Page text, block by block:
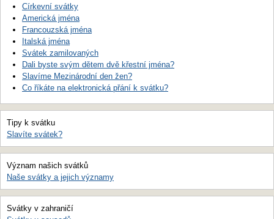
Církevní svátky
Americká jména
Francouzská jména
Italská jména
Svátek zamilovaných
Dali byste svým dětem dvě křestní jména?
Slavíme Mezinárodní den žen?
Co říkáte na elektronická přání k svátku?
Tipy k svátku
Slavíte svátek?
Význam našich svátků
Naše svátky a jejich významy
Svátky v zahraničí